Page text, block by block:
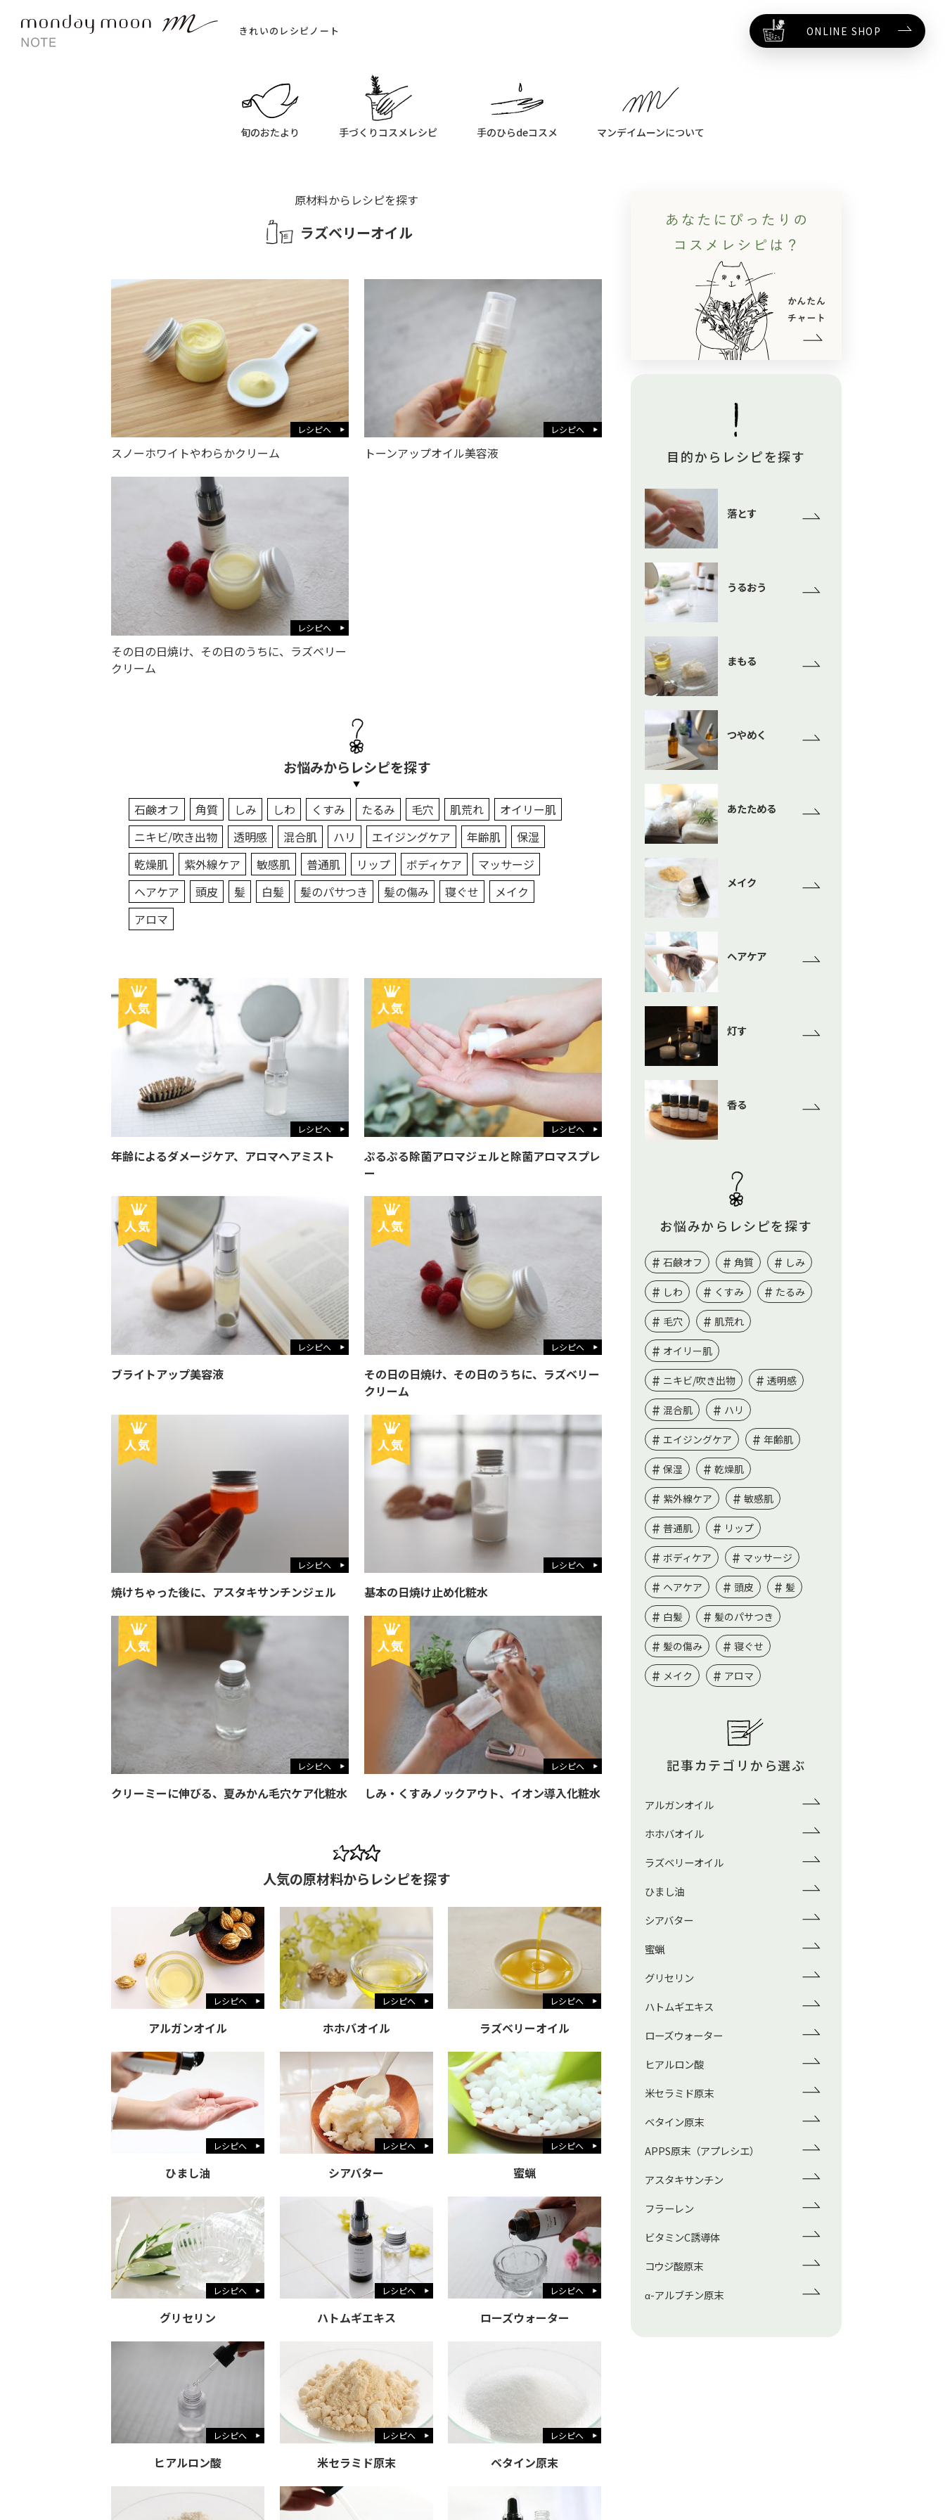
きれいのレシピノート
旬のおたより 手づくりコスメレシピ 手のひらdeコスメ マンデイムーンについて
ONLINE SHOP
原材料からレシピを探す
ラズベリーオイル
レシピへ
スノーホワイトやわらかクリーム
レシピへ
トーンアップオイル美容液
レシピへ
その日の日焼け、その日のうちに、ラズベリー
クリーム
お悩みからレシピを探す
石鹸オフ 角質 しみ しわ くすみ たるみ 毛穴 肌荒れ
オイリー肌
ニキビ/吹き出物
透明感 混合肌 ハリ エイジングケア 年齢肌
保湿
乾燥肌
紫外線ケア 敏感肌 普通肌 リップ ボディケア
マッサージ
ヘアケア
頭皮 髪 白髪 髪のパサつき 髪の傷み 寝ぐせ
メイク
アロマ
レシピへ
年齢によるダメージケア、アロマヘアミスト
レシピへ
ぷるぷる除菌アロマジェルと除菌アロマスプレ
ー
レシピへ
ブライトアップ美容液
レシピへ
その日の日焼け、その日のうちに、ラズベリー
クリーム
レシピへ
焼けちゃった後に、アスタキサンチンジェル
レシピへ
基本の日焼け止め化粧水
レシピへ
クリーミーに伸びる、夏みかん毛穴ケア化粧水
レシピへ
しみ・くすみノックアウト、イオン導入化粧水
人気の原材料からレシピを探す
レシピへ
アルガンオイル
レシピへ
ホホバオイル
レシピへ
ラズベリーオイル
レシピへ
ひまし油
レシピへ
シアバター
レシピへ
蜜蝋
レシピへ
グリセリン
レシピへ
ハトムギエキス
レシピへ
ローズウォーター
レシピへ
ヒアルロン酸
レシピへ
米セラミド原末
レシピへ
ベタイン原末
目的からレシピを探す
落とす
うるおう
まもる
つやめく
あたためる
メイク
ヘアケア
灯す
香る
お悩みからレシピを探す
石鹸オフ 角質 しみ
しわ くすみ たるみ
毛穴 肌荒れ
オイリー肌
ニキビ/吹き出物 透明感
混合肌 ハリ
エイジングケア 年齢肌
保湿 乾燥肌
紫外線ケア 敏感肌
普通肌 リップ
ボディケア マッサージ
ヘアケア 頭皮 髪
白髪 髪のパサつき
髪の傷み 寝ぐせ
メイク アロマ
記事カテゴリから選ぶ
アルガンオイル
ホホバオイル
ラズベリーオイル
ひまし油
シアバター
蜜蝋
グリセリン
ハトムギエキス
ローズウォーター
ヒアルロン酸
米セラミド原末
ベタイン原末
APPS原末（アプレシエ）
アスタキサンチン
フラーレン
ビタミンC誘導体
コウジ酸原末
α-アルブチン原末